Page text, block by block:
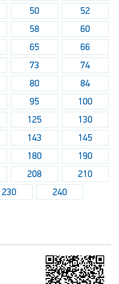
50
52
58
60
65
66
73
74
80
84
95
100
125
130
143
145
180
190
208
210
230 240